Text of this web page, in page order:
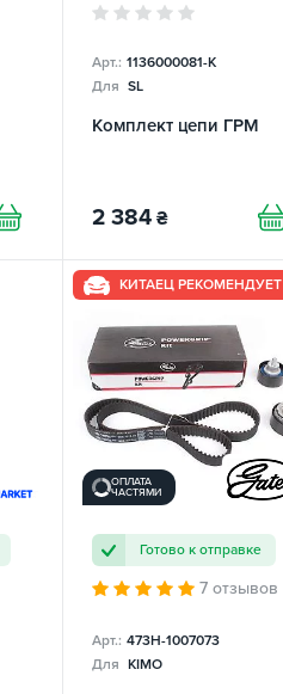
Арт.: 1136000081-K
Для SL
Комплект цепи ГРМ
2 384 ₴
КИТАЕЦ РЕКОМЕНДУЕТ
ОПЛАТА
ЧАСТЯМИ
Готово к отправке
7 отзывов
Арт.: 473H-1007073
Для KIMO